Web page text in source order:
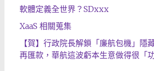
軟體定義全世界？SDxxx
XaaS 相關蒐集
【賀】行政院長解鎖「廉航包機」隱
再匯款，華航這波虧本生意做得很「